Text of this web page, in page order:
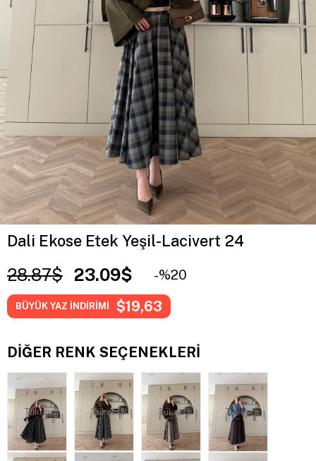
Dali Ekose Etek Yeşil-Lacivert 24
28.87$ 23.09$ 20
BÜYÜK YAZ İNDİRİMİ $19,63
DIĞER RENK SEÇENEKLERI
Tükendi Tükendi Tükendi Tükendi